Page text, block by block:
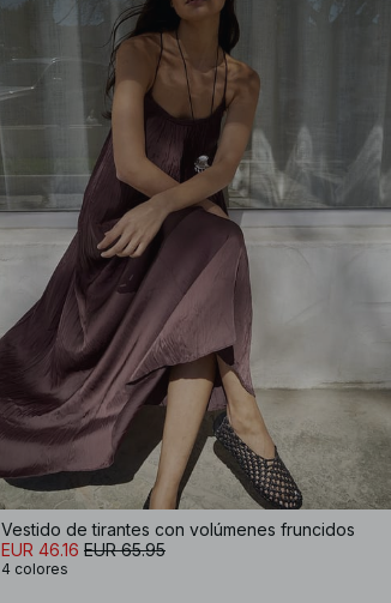
Vestido de tirantes con volúmenes fruncidos
EUR 46.16 EUR 65.95
4 colores